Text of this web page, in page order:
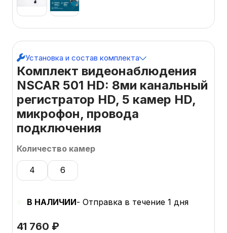
Комплект видеонаблюдения
NSCAR 501 HD: 8ми канальный
регистратор HD, 5 камер HD,
микрофон, провода
подключения
41 760 ₽
Количество камер
4 6
В НАЛИЧИИ- Отправка в течение 1 дня
Установка и состав комплекта